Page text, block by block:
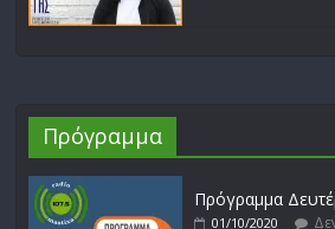
Πρόγραμμα
Πρόγραμμα
01/10/2020